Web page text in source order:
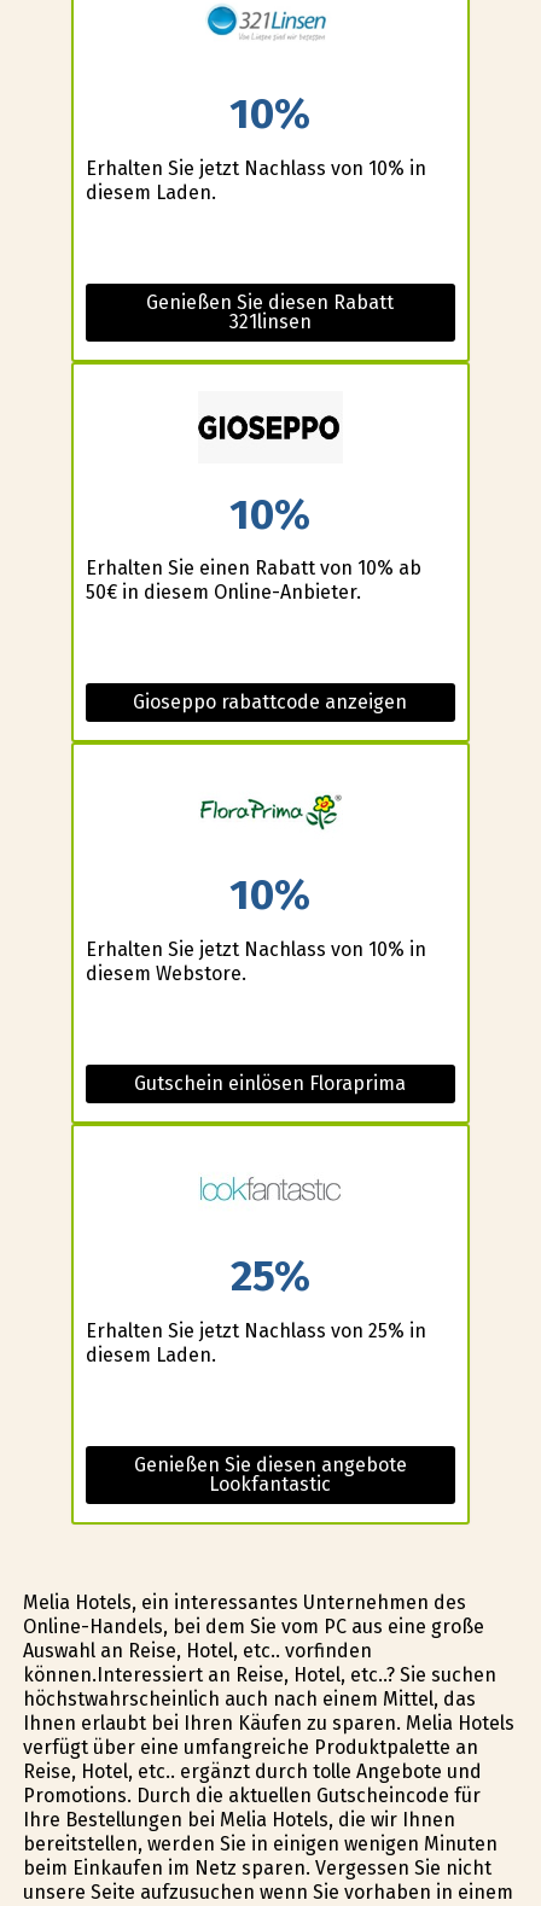
10%
Erhalten Sie jetzt Nachlass von 10% in
diesem Laden.
Genießen Sie diesen Rabatt
321linsen
10%
Erhalten Sie einen Rabatt von 10% ab
50€ in diesem Online-Anbieter.
Gioseppo rabattcode anzeigen
10%
Erhalten Sie jetzt Nachlass von 10% in
diesem Webstore.
Gutschein einlösen Floraprima
25%
Erhalten Sie jetzt Nachlass von 25% in
diesem Laden.
Genießen Sie diesen angebote
Lookfantastic
Melia Hotels, ein interessantes Unternehmen des
Online-Handels, bei dem Sie vom PC aus eine große
Auswahl an Reise, Hotel, etc.. vorfinden
können.Interessiert an Reise, Hotel, etc..? Sie suchen
höchstwahrscheinlich auch nach einem Mittel, das
Ihnen erlaubt bei Ihren Käufen zu sparen. Melia Hotels
verfügt über eine umfangreiche Produktpalette an
Reise, Hotel, etc.. ergänzt durch tolle Angebote und
Promotions. Durch die aktuellen Gutscheincode für
Ihre Bestellungen bei Melia Hotels, die wir Ihnen
bereitstellen, werden Sie in einigen wenigen Minuten
beim Einkaufen im Netz sparen. Vergessen Sie nicht
unsere Seite aufzusuchen wenn Sie vorhaben in einem